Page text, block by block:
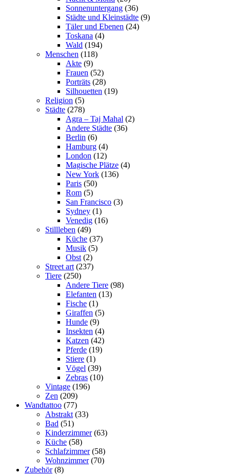
Sonnenuntergang (36)
Städte und Kleinstädte (9)
Täler und Ebenen (24)
Toskana (4)
Wald (194)
Menschen (118)
Akte (9)
Frauen (52)
Porträts (28)
Silhouetten (19)
Religion (5)
Städte (278)
Agra – Taj Mahal (2)
Andere Städte (36)
Berlin (6)
Hamburg (4)
London (12)
Magische Plätze (4)
New York (136)
Paris (50)
Rom (5)
San Francisco (3)
Sydney (1)
Venedig (16)
Stillleben (49)
Küche (37)
Musik (5)
Obst (2)
Street art (237)
Tiere (250)
Andere Tiere (98)
Elefanten (13)
Fische (1)
Giraffen (5)
Hunde (9)
Insekten (4)
Katzen (42)
Pferde (19)
Stiere (1)
Vögel (39)
Zebras (10)
Vintage (196)
Zen (209)
Wandtattoo (77)
Abstrakt (33)
Bad (51)
Kinderzimmer (63)
Küche (58)
Schlafzimmer (58)
Wohnzimmer (70)
Zubehör (8)